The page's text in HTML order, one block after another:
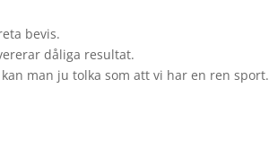
bevis.
dåliga resultat.
man ju tolka som att vi har en ren sport.